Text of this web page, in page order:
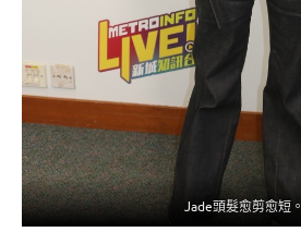
Jade頭髮愈剪愈短。